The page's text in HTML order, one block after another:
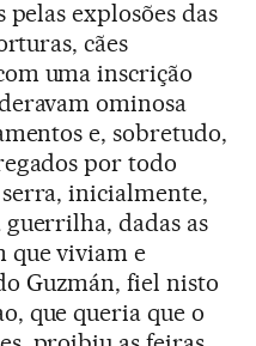
explosões das
cães
uma inscrição
ominosa
e, sobretudo,
por todo
serra, inicialmente,
guerrilha, dadas as
que viviam e
Guzmán, fiel nisto
que queria que o